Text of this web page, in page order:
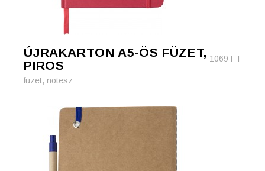
ÚJRAKARTON A5-ÖS FÜZET,
PIROS
1069 FT
füzet, notesz